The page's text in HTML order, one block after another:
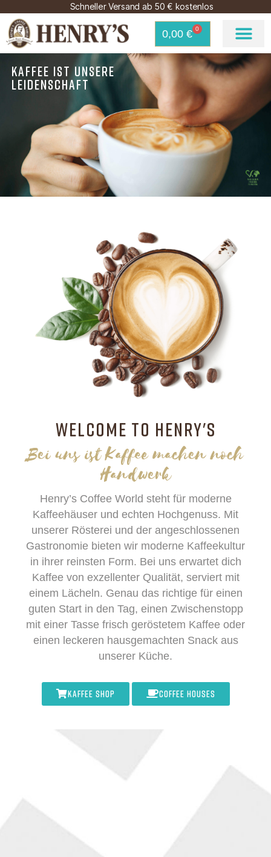
Schneller Versand ab 50 € kostenlos
0,00 € 0
KAFFEE IST UNSERE
LEIDENSCHAFT
WELCOME TO HENRY'S
Bei uns ist Kaffee machen noch
Handwerk
Henry’s Coffee World steht für moderne
Kaffeehäuser und echten Hochgenuss. Mit
unserer Rösterei und der angeschlossenen
Gastronomie bieten wir moderne Kaffeekultur
in ihrer reinsten Form. Bei uns erwartet dich
Kaffee von exzellenter Qualität, serviert mit
einem Lächeln. Genau das richtige für einen
guten Start in den Tag, einen Zwischenstopp
mit einer Tasse frisch geröstetem Kaffee oder
einen leckeren hausgemachten Snack aus
unserer Küche.
KAFFEE SHOP COFFEE HOUSES